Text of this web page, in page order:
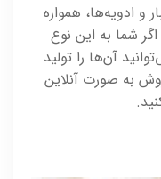
ادویه‌ها، همواره
شما به این نوع
آن‌ها را تولید
به صورت آنلاین